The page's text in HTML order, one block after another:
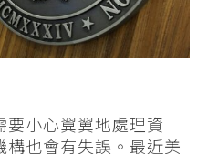
小心翼翼地處理資
也會有失誤。最近美